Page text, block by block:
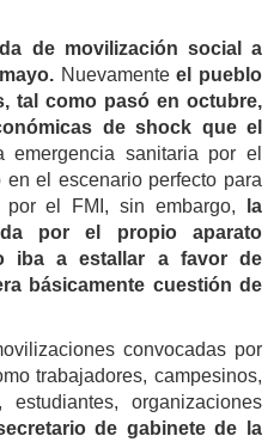
de movilización social a
Nuevamenteel pueblo
tal como pasó en octubre,
de shock que el
emergencia sanitaria por el
el escenario perfecto para
el FMI, sin embargo, la
por el propio aparato
iba a estallar a favor de
básicamente cuestión de
convocadas por
trabajadores, campesinos,
organizaciones
de gabinete de la